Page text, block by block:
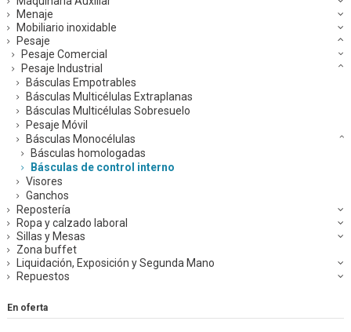
Menaje
Mobiliario inoxidable
Pesaje
Pesaje Comercial
Pesaje Industrial
Básculas Empotrables
Básculas Multicélulas Extraplanas
Básculas Multicélulas Sobresuelo
Pesaje Móvil
Básculas Monocélulas
Básculas homologadas
Básculas de control interno
Visores
Ganchos
Repostería
Ropa y calzado laboral
Sillas y Mesas
Zona buffet
Liquidación, Exposición y Segunda Mano
Repuestos
En oferta